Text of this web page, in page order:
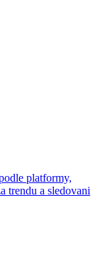
platformy,
trendu a sledovani